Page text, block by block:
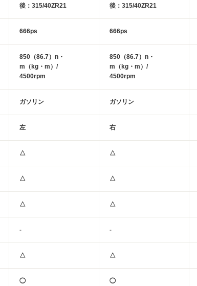
後：315/40ZR21
後：315/40ZR21
666ps 666ps
850（86.7）n・
m（kg・m）/
4500rpm
850（86.7）n・
m（kg・m）/
4500rpm
ガソリン ガソリン
左 右
△ △
△ △
△ △
- -
△ △
◯ ◯